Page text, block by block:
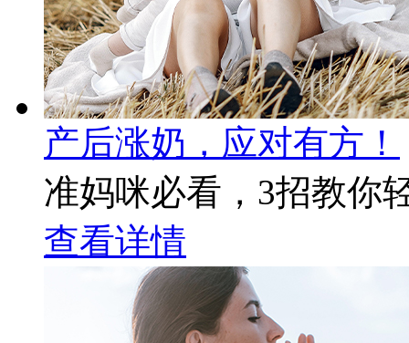
产后涨奶，应对有方！
准妈咪必看，3招教你
查看详情